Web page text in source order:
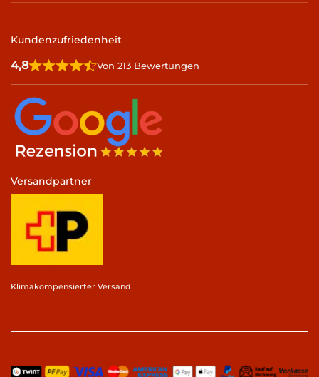
Kundenzufriedenheit
4,8 Von 213 Bewertungen
Versandpartner
Klimakompensierter Versand